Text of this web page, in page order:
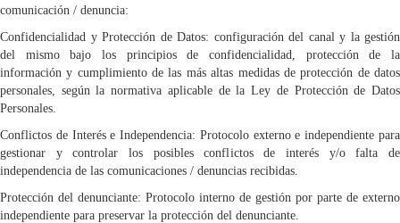
comunicación / denuncia:
Confidencialidad y Protección de Datos: configuración del canal y la gestión
del mismo bajo los principios de confidencialidad, protección de la
información y cumplimiento de las más altas medidas de protección de datos
personales, según la normativa aplicable de la Ley de Protección de Datos
Personales.
Conflictos de Interés e Independencia: Protocolo externo e independiente para
gestionar y controlar los posibles conflictos de interés y/o falta de
independencia de las comunicaciones / denuncias recibidas.
Protección del denunciante: Protocolo interno de gestión por parte de externo
independiente para preservar la protección del denunciante.